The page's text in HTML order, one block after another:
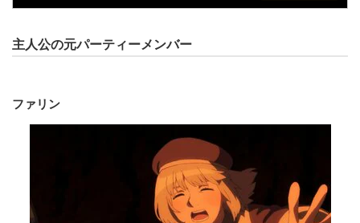
主人公の元パーティーメンバー
ファリン